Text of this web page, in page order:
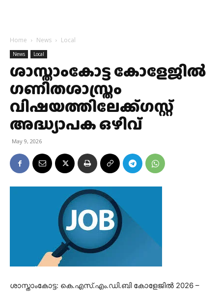
Home News Local
News Local
ശാസ്താംകോട്ട കോളേജില്‍
ഗണിതശാസ്ത്രം
വിഷയത്തിലേക്ക്ഗസ്റ്റ്
അദ്ധ്യാപക ഒഴിവ്
May 9, 2026
ശാസ്താംകോട്ട: കെ.എസ്.എം.ഡി.ബി കോളേജില്‍ 2026 –